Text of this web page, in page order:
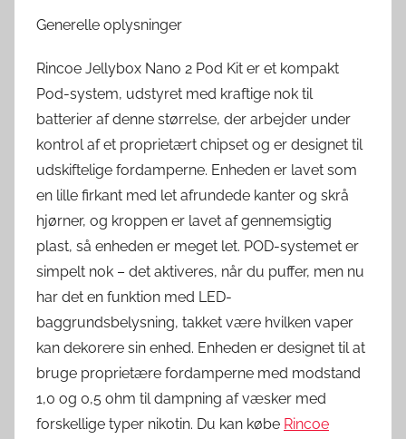
Generelle oplysninger
Rincoe Jellybox Nano 2 Pod Kit er et kompakt
Pod-system, udstyret med kraftige nok til
batterier af denne størrelse, der arbejder under
kontrol af et proprietært chipset og er designet til
udskiftelige fordamperne. Enheden er lavet som
en lille firkant med let afrundede kanter og skrå
hjørner, og kroppen er lavet af gennemsigtig
plast, så enheden er meget let. POD-systemet er
simpelt nok – det aktiveres, når du puffer, men nu
har det en funktion med LED-
baggrundsbelysning, takket være hvilken vaper
kan dekorere sin enhed. Enheden er designet til at
bruge proprietære fordamperne med modstand
1,0 og 0,5 ohm til dampning af væsker med
forskellige typer nikotin. Du kan købe Rincoe